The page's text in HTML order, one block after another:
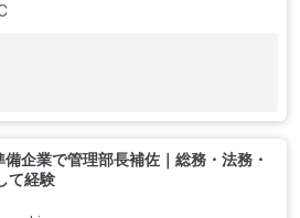
企業で管理部長補佐｜総務・法務・
て経験